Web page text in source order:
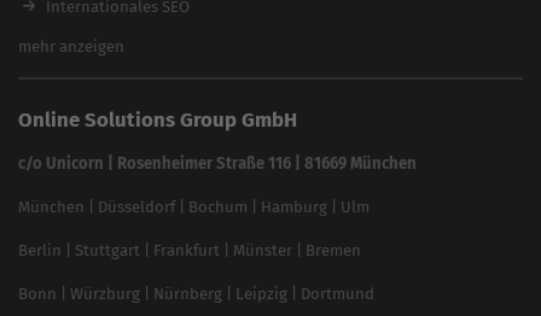
Website SEO Check
feed2content.ai
Internationales SEO
eCommerce SEO
In ChatGPT gefunden werden
Linkbuilding 2025
Local SEO
SEO für Online Shops
Brand Monitoring 2025
mehr anzeigen
Online Solutions Group GmbH
c/o Unicorn | Rosenheimer Straße 116 | 81669 München
München Düsseldorf| Bochum Hamburg Ulm
Berlin Stuttgart Frankfurt Münster Bremen
Bonn Würzburg Nürnberg Leipzig Dortmund